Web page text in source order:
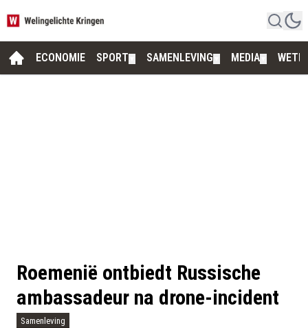
ECONOMIE SPORT SAMENLEVING MEDIA
Roemenië ontbiedt Russische
ambassadeur na drone-incident
Samenleving